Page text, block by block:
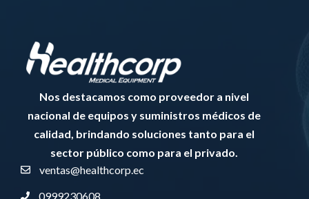
Nos destacamos como proveedor a nivel
nacional de equipos y suministros médicos de
calidad, brindando soluciones tanto para el
sector público como para el privado.
ventas@healthcorp.ec
0999230608